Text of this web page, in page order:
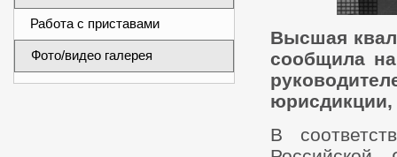
Работа с приставами
Фото/видео галерея
Высшая
сообщила
юрисдикции,
В